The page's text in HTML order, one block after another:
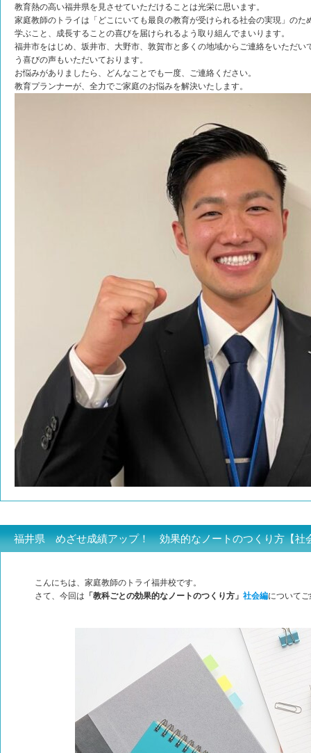
教育熱の高い福井県を見させていただけることは光栄に思います。
家庭教師のトライは「どこにいても最良の教育が受けられる社会の実現」の
学ぶこと、成長することの喜びを届けられるよう取り組んでまいります。
福井市をはじめ、坂井市、大野市、敦賀市と多くの地域からご連絡をいただ
う喜びの声もいただいております。
お悩みがありましたら、どんなことでも一度、ご連絡ください。
教育プランナーが、全力でご家庭のお悩みを解決いたします。
福井県 めざせ成績アップ！ 効果的なノートのつくり方【社
こんにちは、家庭教師のトライ福井校です。
さて、今回は 「教科ごとの効果的なノートのつくり方」社会編について